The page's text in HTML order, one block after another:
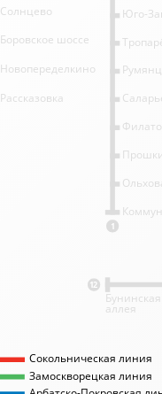
Сокольническая линия
Замоскворецкая линия
12
1
Юго-
Бунинская
аллея
Рассказовка
Новопеределкино
Боровское шоссе
Солнцево